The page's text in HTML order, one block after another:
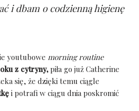
i dbam o codzienną higienę
youtubowe morning routine
z cytryny, piła go już Catherine
się, że dzięki temu ciągle
i potrafi w ciągu dnia poskromić